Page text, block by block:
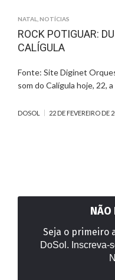
NATAL NOTÍCIAS
ROCK POTIGUAR:
CALÍGULA
Fonte: Site Diginet
som do Calígula hoje, 22,
DOSOL 22 DE FEVEREIRO DE
NÃO
Seja o primeiro
DoSol. Inscreva-